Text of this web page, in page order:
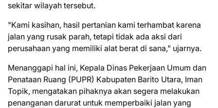
sekitar wilayah tersebut.
"Kami kasihan, hasil pertanian kami terhambat karena
jalan yang rusak parah, tetapi tidak ada aksi dari
perusahaan yang memiliki alat berat di sana," ujarnya.
Menanggapi hal ini, Kepala Dinas Pekerjaan Umum dan
Penataan Ruang (PUPR) Kabupaten Barito Utara, Iman
Topik, mengatakan pihaknya akan segera melakukan
penanganan darurat untuk memperbaiki jalan yang